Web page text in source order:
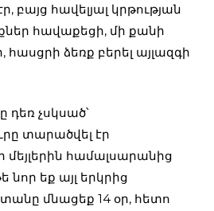
բայց հավելյալ կրթության
հավաքեցի, մի քանի
ձեռք բերել այլազգի
դեռ չսկսած՝
տարածվել էր
մեյլերին համալսարանից
եք այլ երկրից
մնացեք 14 օր, հետո